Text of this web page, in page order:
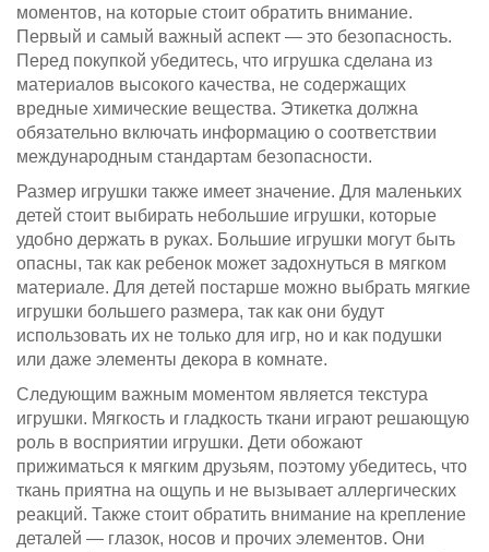
моментов, на которые стоит обратить внимание.
Первый и самый важный аспект — это безопасность.
Перед покупкой убедитесь, что игрушка сделана из
материалов высокого качества, не содержащих
вредные химические вещества. Этикетка должна
обязательно включать информацию о соответствии
международным стандартам безопасности.
Размер игрушки также имеет значение. Для маленьких
детей стоит выбирать небольшие игрушки, которые
удобно держать в руках. Большие игрушки могут быть
опасны, так как ребенок может задохнуться в мягком
материале. Для детей постарше можно выбрать мягкие
игрушки большего размера, так как они будут
использовать их не только для игр, но и как подушки
или даже элементы декора в комнате.
Следующим важным моментом является текстура
игрушки. Мягкость и гладкость ткани играют решающую
роль в восприятии игрушки. Дети обожают
прижиматься к мягким друзьям, поэтому убедитесь, что
ткань приятна на ощупь и не вызывает аллергических
реакций. Также стоит обратить внимание на крепление
деталей — глазок, носов и прочих элементов. Они